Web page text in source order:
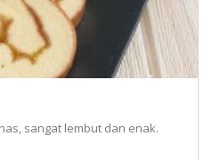
sangat lembut dan enak.